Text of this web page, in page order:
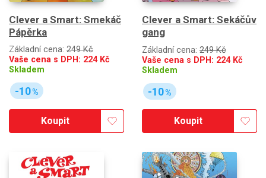
Clever a Smart: Smekáč
Pápěrka
Základní cena: 249 Kč
Vaše cena s DPH: 224Kč
Skladem
-10%
Koupit
Clever a Smart: Sekáčův
gang
Základní cena: 249 Kč
Vaše cena s DPH: 224Kč
Skladem
-10%
Koupit